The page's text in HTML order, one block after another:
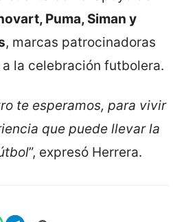
Puma, Siman y
, marcas patrocinadoras
a la celebración futbolera.
te esperamos, para vivir
que puede llevar la
”, expresó Herrera.